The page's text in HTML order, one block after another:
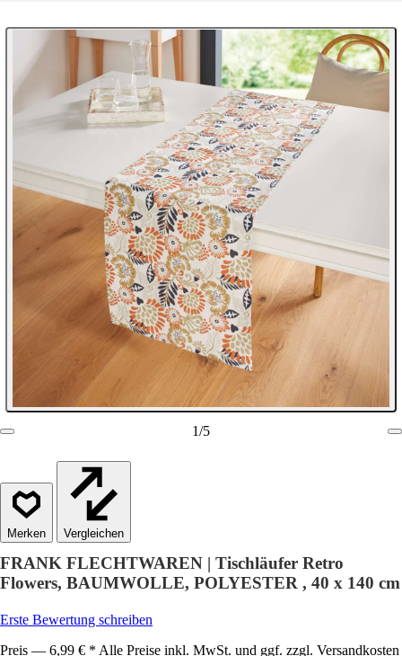
1/5
Vergleichen
FRANK FLECHTWAREN | Tischläufer Retro
Flowers, BAUMWOLLE, POLYESTER , 40 x 140 cm
Erste Bewertung schreiben
Preis — 6,99 € * Alle Preise inkl. MwSt. und ggf. zzgl. Versandkosten